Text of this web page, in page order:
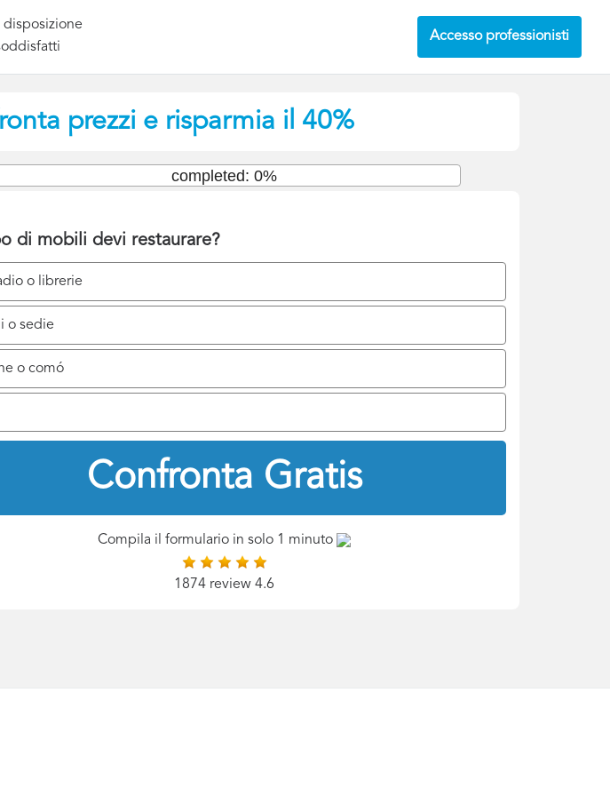
disposizione
Accesso professionisti
prezzi e risparmia il 40%
di mobili devi restaurare?
o librerie
o sedie
o comó
Confronta Gratis
completed: 0%
Compila il formulario in solo 1 minuto
1874 review 4.6